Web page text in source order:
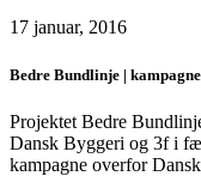
17 januar, 2016
Bedre Bundlinje |
Projektet Bedre
Dansk Byggeri og 3f i
kampagne overfor